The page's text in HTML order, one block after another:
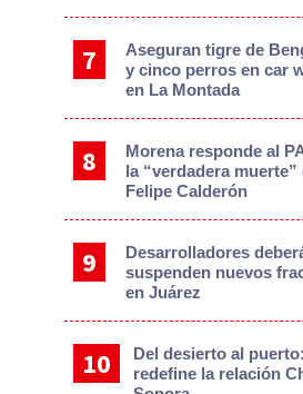
Aseguran tigre de
y cinco perros en car
en La Montada
Morena responde al
la “verdadera
Felipe Calderón
Desarrolladores
suspenden nuevos
en Juárez
Del desierto al
redefine la relación